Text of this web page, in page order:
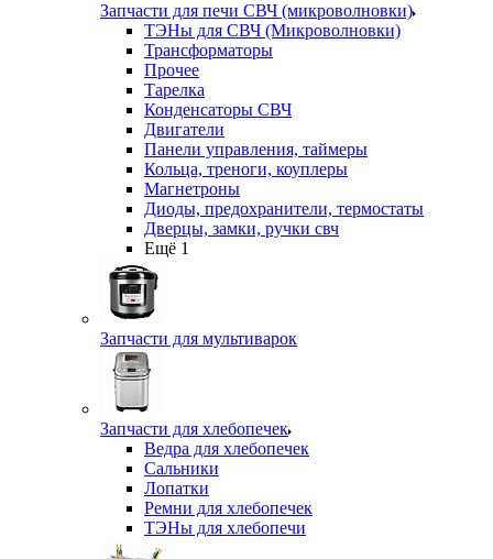
Запчасти для печи СВЧ (микроволновки)
ТЭНы для СВЧ (Микроволновки)
Трансформаторы
Прочее
Тарелка
Конденсаторы СВЧ
Двигатели
Панели управления, таймеры
Кольца, треноги, коуплеры
Магнетроны
Диоды, предохранители, термостаты
Дверцы, замки, ручки свч
Ещё 1
Запчасти для мультиварок
Запчасти для хлебопечек
Ведра для хлебопечек
Сальники
Лопатки
Ремни для хлебопечек
ТЭНы для хлебопечи